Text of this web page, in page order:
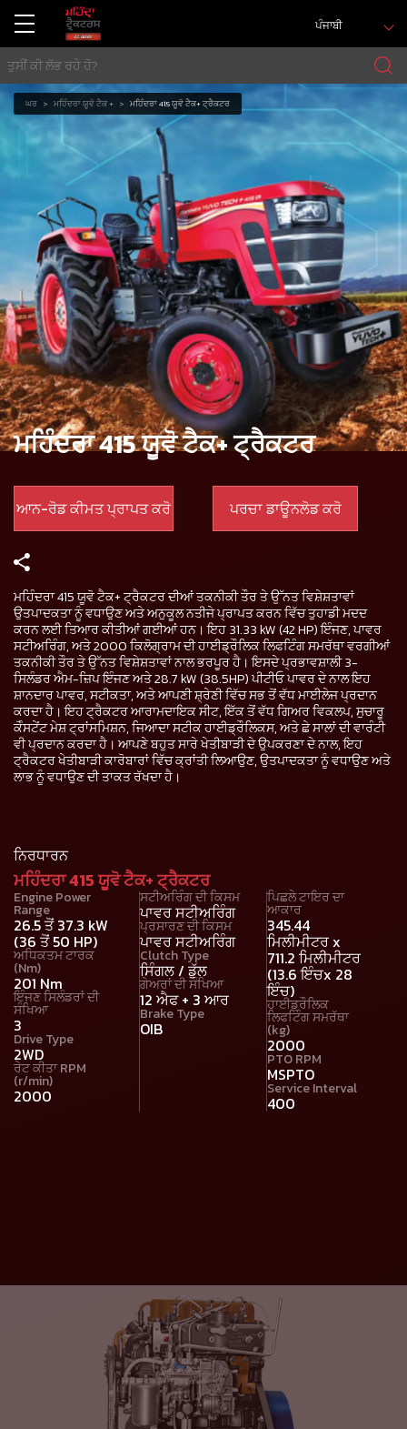
ਪੰਜਾਬੀ
ਘਰ ਮਹਿੰਦਰਾ ਯੂਵੋ ਟੈਕ + ਮਹਿੰਦਰਾ 415 ਯੂਵੋ ਟੈਕ+ ਟ੍ਰੈਕਟਰ
ਮਹਿੰਦਰਾ 415 ਯੂਵੋ ਟੈਕ+ ਟ੍ਰੈਕਟਰ
ਆਨ-ਰੋਡ ਕੀਮਤ ਪ੍ਰਾਪਤ ਕਰੋ ਪਰਚਾ ਡਾਊਨਲੋਡ ਕਰੋ
ਮਹਿੰਦਰਾ 415 ਯੂਵੋ ਟੈਕ+ ਟ੍ਰੈਕਟਰ ਦੀਆਂ ਤਕਨੀਕੀ ਤੌਰ ਤੇ ਉੱਨਤ ਵਿਸ਼ੇਸ਼ਤਾਵਾਂ
ਉਤਪਾਦਕਤਾ ਨੂੰ ਵਧਾਉਣ ਅਤੇ ਅਨੁਕੂਲ ਨਤੀਜੇ ਪ੍ਰਾਪਤ ਕਰਨ ਵਿੱਚ ਤੁਹਾਡੀ ਮਦਦ
ਕਰਨ ਲਈ ਤਿਆਰ ਕੀਤੀਆਂ ਗਈਆਂ ਹਨ। ਇਹ 31.33 kW (42 HP) ਇੰਜਣ, ਪਾਵਰ
ਸਟੀਅਰਿੰਗ, ਅਤੇ 2000 ਕਿਲੋਗ੍ਰਾਮ ਦੀ ਹਾਈਡ੍ਰੌਲਿਕ ਲਿਫਟਿੰਗ ਸਮਰੱਥਾ ਵਰਗੀਆਂ
ਤਕਨੀਕੀ ਤੌਰ ਤੇ ਉੱਨਤ ਵਿਸ਼ੇਸ਼ਤਾਵਾਂ ਨਾਲ ਭਰਪੂਰ ਹੈ। ਇਸਦੇ ਪ੍ਰਭਾਵਸ਼ਾਲੀ 3-
ਸਿਲੰਡਰ ਐਮ-ਜ਼ਿਪ ਇੰਜਣ ਅਤੇ 28.7 kW (38.5HP) ਪੀਟੀਓ ਪਾਵਰ ਦੇ ਨਾਲ ਇਹ
ਸ਼ਾਨਦਾਰ ਪਾਵਰ, ਸਟੀਕਤਾ, ਅਤੇ ਆਪਣੀ ਸ਼੍ਰੇਣੀ ਵਿੱਚ ਸਭ ਤੋਂ ਵੱਧ ਮਾਈਲੇਜ ਪ੍ਰਦਾਨ
ਕਰਦਾ ਹੈ। ਇਹ ਟ੍ਰੈਕਟਰ ਆਰਾਮਦਾਇਕ ਸੀਟ, ਇੱਕ ਤੋਂ ਵੱਧ ਗਿਅਰ ਵਿਕਲਪ, ਸੁਚਾਰੂ
ਕੋੰਸਟੇਂਟ ਮੇਸ਼ ਟ੍ਰਾਂਸਮਿਸ਼ਨ, ਜਿਆਦਾ ਸਟੀਕ ਹਾਈਡ੍ਰੌਲਿਕਸ, ਅਤੇ ਛੇ ਸਾਲਾਂ ਦੀ ਵਾਰੰਟੀ
ਵੀ ਪ੍ਰਦਾਨ ਕਰਦਾ ਹੈ। ਆਪਣੇ ਬਹੁਤ ਸਾਰੇ ਖੇਤੀਬਾੜੀ ਦੇ ਉਪਕਰਣਾ ਦੇ ਨਾਲ, ਇਹ
ਟ੍ਰੈਕਟਰ ਖੇਤੀਬਾੜੀ ਕਾਰੋਬਾਰਾਂ ਵਿੱਚ ਕ੍ਰਾਂਤੀ ਲਿਆਉਣ, ਉਤਪਾਦਕਤਾ ਨੂੰ ਵਧਾਉਣ ਅਤੇ
ਲਾਭ ਨੂੰ ਵਧਾਉਣ ਦੀ ਤਾਕਤ ਰੱਖਦਾ ਹੈ।
ਨਿਰਧਾਰਨ
ਮਹਿੰਦਰਾ 415 ਯੂਵੋ ਟੈਕ+ ਟ੍ਰੈਕਟਰ
Engine Power
Range
26.5 ਤੋਂ 37.3 kW
(36 ਤੋਂ 50 HP)
ਅਧਿਕਤਮ ਟਾਰਕ
(Nm)
201 Nm
ਇੰਜਣ ਸਿਲੰਡਰਾਂ ਦੀ
ਸੰਖਿਆ
3
Drive Type
2WD
ਰੇਟ ਕੀਤਾ RPM
(r/min)
2000
ਸਟੀਅਰਿੰਗ ਦੀ ਕਿਸਮ
ਪਾਵਰ ਸਟੀਅਰਿੰਗ
ਪ੍ਰਸਾਰਣ ਦੀ ਕਿਸਮ
ਪਾਵਰ ਸਟੀਅਰਿੰਗ
Clutch Type
ਸਿੰਗਲ / ਡੁੱਲ
ਗੇਅਰਾਂ ਦੀ ਸੰਖਿਆ
12 ਐਫ + 3 ਆਰ
Brake Type
OIB
ਪਿਛਲੇ ਟਾਇਰ ਦਾ
ਆਕਾਰ
345.44
ਮਿਲੀਮੀਟਰ x
711.2 ਮਿਲੀਮੀਟਰ
(13.6 ਇੰਚx 28
ਇੰਚ)
ਹਾਈਡ੍ਰੌਲਿਕ
ਲਿਫਟਿੰਗ ਸਮਰੱਥਾ
(kg)
2000
PTO RPM
MSPTO
Service Interval
400